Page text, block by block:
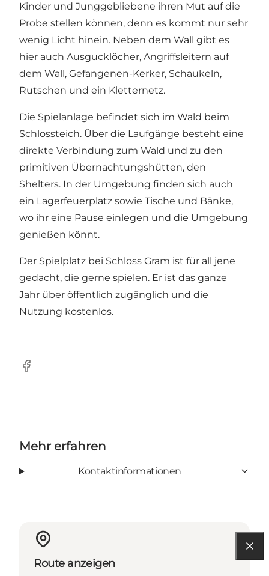
Kinder und Junggebliebene ihren Mut auf die
Probe stellen können, denn es kommt nur sehr
wenig Licht hinein. Neben dem Wall gibt es
hier auch Ausgucklöcher, Angriffsleitern auf
dem Wall, Gefangenen-Kerker, Schaukeln,
Rutschen und ein Kletternetz.
Die Spielanlage befindet sich im Wald beim
Schlossteich. Über die Laufgänge besteht eine
direkte Verbindung zum Wald und zu den
primitiven Übernachtungshütten, den
Shelters. In der Umgebung finden sich auch
ein Lagerfeuerplatz sowie Tische und Bänke,
wo ihr eine Pause einlegen und die Umgebung
genießen könnt.
Der Spielplatz bei Schloss Gram ist für all jene
gedacht, die gerne spielen. Er ist das ganze
Jahr über öffentlich zugänglich und die
Nutzung kostenlos.
Facebook
Mehr erfahren
Kontaktinformationen
Route anzeigen